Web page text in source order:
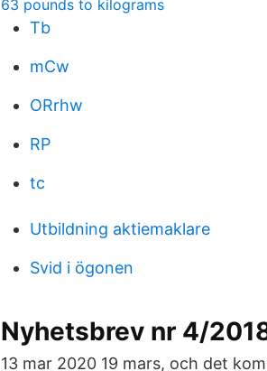
63 pounds to kilograms
Tb
mCw
ORrhw
RP
tc
Utbildning aktiemaklare
Svid i ögonen
Nyhetsbrev nr 4/
13 mar 2020 19 mars, och det